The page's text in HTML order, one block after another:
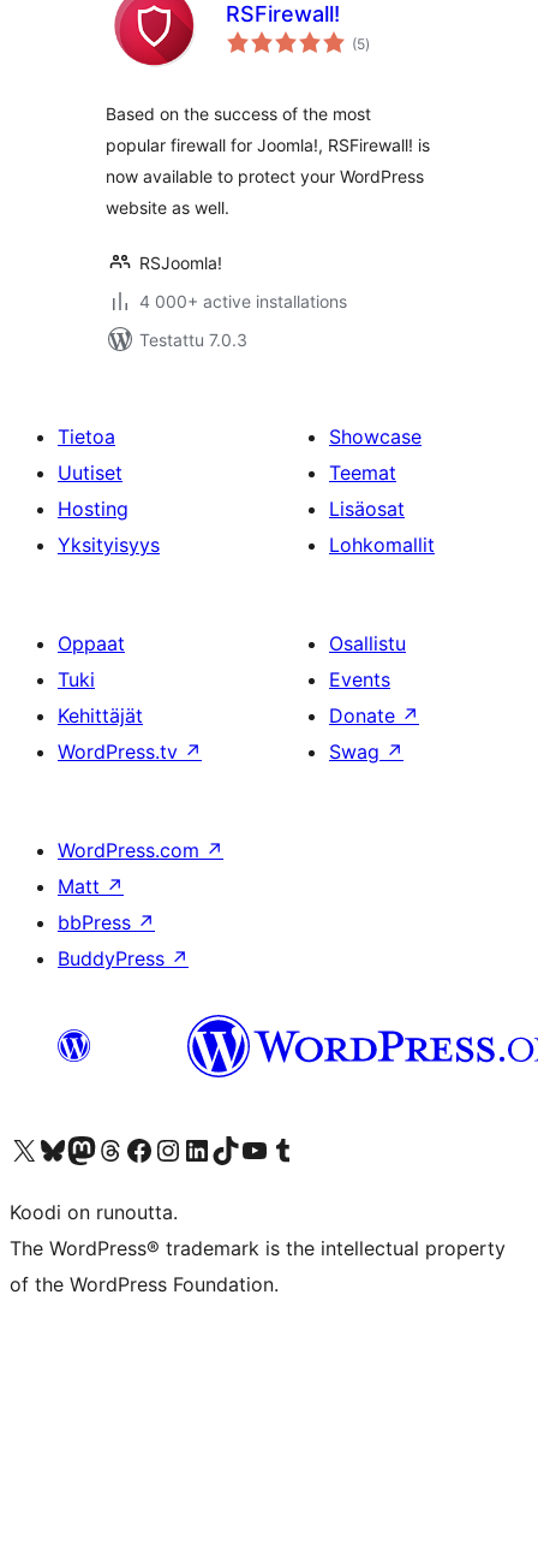
RSFirewall!
(5arvosanat
yhteensä
)
Based on the success of the most
popular firewall for Joomla!, RSFirewall! is
now available to protect your WordPress
website as well.
RSJoomla!
4 000+ active installations
Testattu 7.0.3
Tietoa
Uutiset
Hosting
Yksityisyys
Showcase
Teemat
Lisäosat
Lohkomallit
Oppaat
Tuki
Kehittäjät
WordPress.tv ↗
Osallistu
Events
Donate ↗
Swag ↗
WordPress.com ↗
Matt ↗
bbPress ↗
BuddyPress ↗
Visit our X (formerly Twitter) account
Visit our Bluesky account
Visit our Mastodon account
Visit our Threads account
Visit our Facebook page
Visit our Instagram account
Visit our LinkedIn account
Visit our TikTok account
Näytä YouTube-kanava
Visit our Tumblr account
Koodi on runoutta.
The WordPress® trademark is the intellectual property
of the WordPress Foundation.